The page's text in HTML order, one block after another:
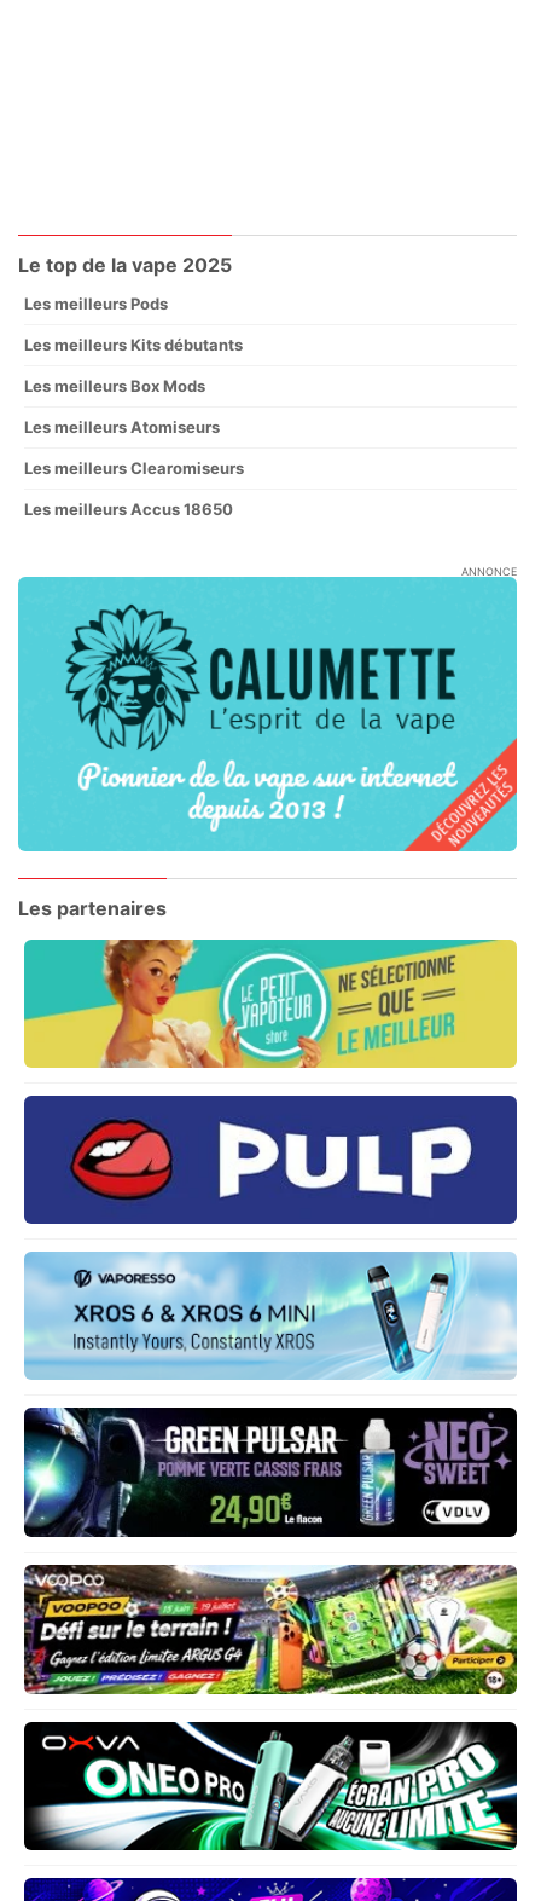
Le top de la vape 2025
Les meilleurs Pods
Les meilleurs Kits débutants
Les meilleurs Box Mods
Les meilleurs Atomiseurs
Les meilleurs Clearomiseurs
Les meilleurs Accus 18650
ANNONCE
Les partenaires